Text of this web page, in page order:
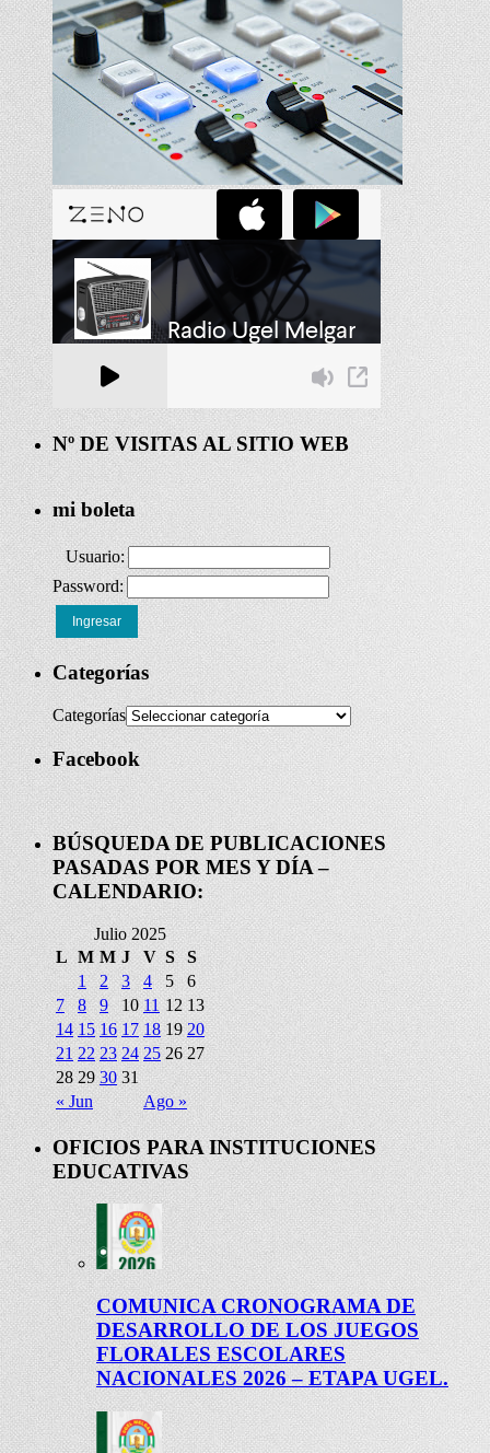
Nº DE VISITAS AL SITIO WEB
mi boleta
Usuario:
Password:
Ingresar
Categorías
Categorías
Facebook
BÚSQUEDA DE PUBLICACIONES
PASADAS POR MES Y DÍA –
CALENDARIO:
Julio 2025
L M M J V S S
« Jun Ago »
1 2 3 4 5
6
7
8 9 10 11 12 13
14 15 16 17 18 19 20
21 22 23 24 25 26 27
28 29 30 31
OFICIOS PARA INSTITUCIONES
EDUCATIVAS
COMUNICA CRONOGRAMA DE
DESARROLLO DE LOS JUEGOS
FLORALES ESCOLARES
NACIONALES 2026 – ETAPA UGEL.